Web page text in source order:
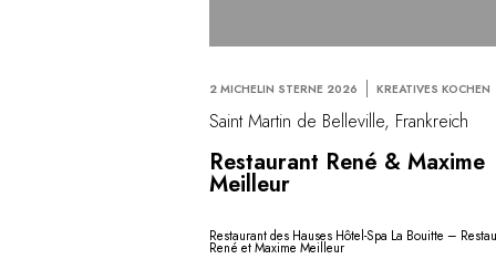
2 MICHELIN STERNE 2026 KREATIVES KOCHEN
Saint Martin de Belleville, Frankreich
Restaurant René & Maxime
Meilleur
Restaurant des Hauses Hôtel-Spa La Bouitte –
René et Maxime Meilleur